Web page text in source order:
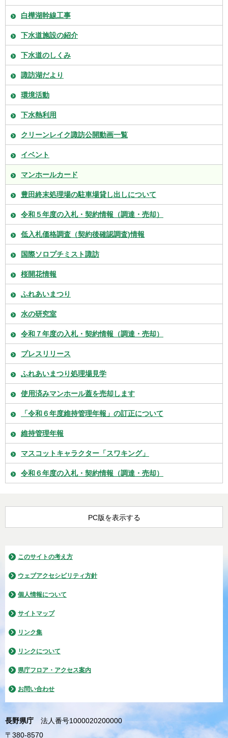
白樺湖幹線工事
下水道施設の紹介
下水道のしくみ
諏訪湖だより
環境活動
下水熱利用
クリーンレイク諏訪公開動画一覧
イベント
マンホールカード
豊田終末処理場の駐車場貸し出しについて
令和５年度の入札・契約情報（調達・売却）
低入札価格調査（契約後確認調査)情報
国際ソロプチミスト諏訪
桜開花情報
ふれあいまつり
水の研究室
令和７年度の入札・契約情報（調達・売却）
プレスリリース
ふれあいまつり処理場見学
使用済みマンホール蓋を売却します
「令和６年度維持管理年報」の訂正について
維持管理年報
マスコットキャラクター「スワキング」
令和６年度の入札・契約情報（調達・売却）
PC版を表示する
このサイトの考え方
ウェブアクセシビリティ方針
個人情報について
サイトマップ
リンク集
リンクについて
県庁フロア・アクセス案内
お問い合わせ
長野県庁
法人番号1000020200000
〒380-8570